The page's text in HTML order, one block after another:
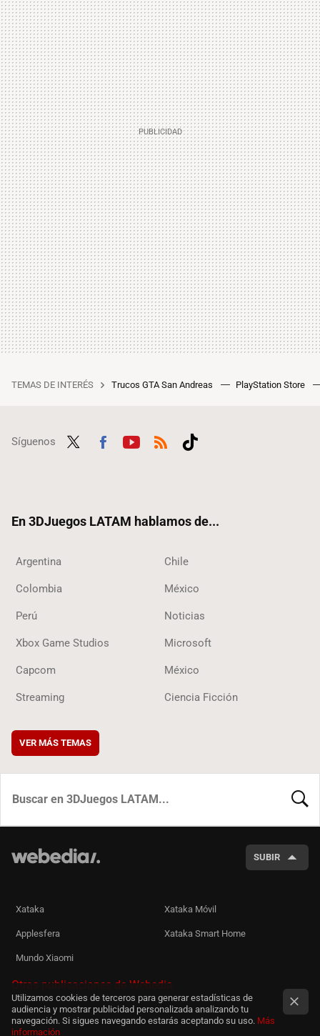
TEMAS DE INTERÉS Trucos GTA San Andreas PlayStation Store
Síguenos
En 3DJuegos LATAM hablamos de...
Argentina Chile
Colombia México
Perú Noticias
Xbox Game Studios Microsoft
Capcom México
Streaming Ciencia Ficción
VER MÁS TEMAS
SUBIR
Xataka Xataka Móvil
Applesfera Xataka Smart Home
Mundo Xiaomi
Otras publicaciones de Webedia
Utilizamos cookies de terceros para generar estadísticas de
audiencia y mostrar publicidad personalizada analizando tu
navegación. Si sigues navegando estarás aceptando su uso. Más
información